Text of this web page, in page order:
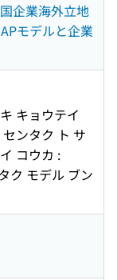
企業海外立地
モデルと企業
キョウテイ
ンタク ト サ
コウカ :
ク モデル ブン